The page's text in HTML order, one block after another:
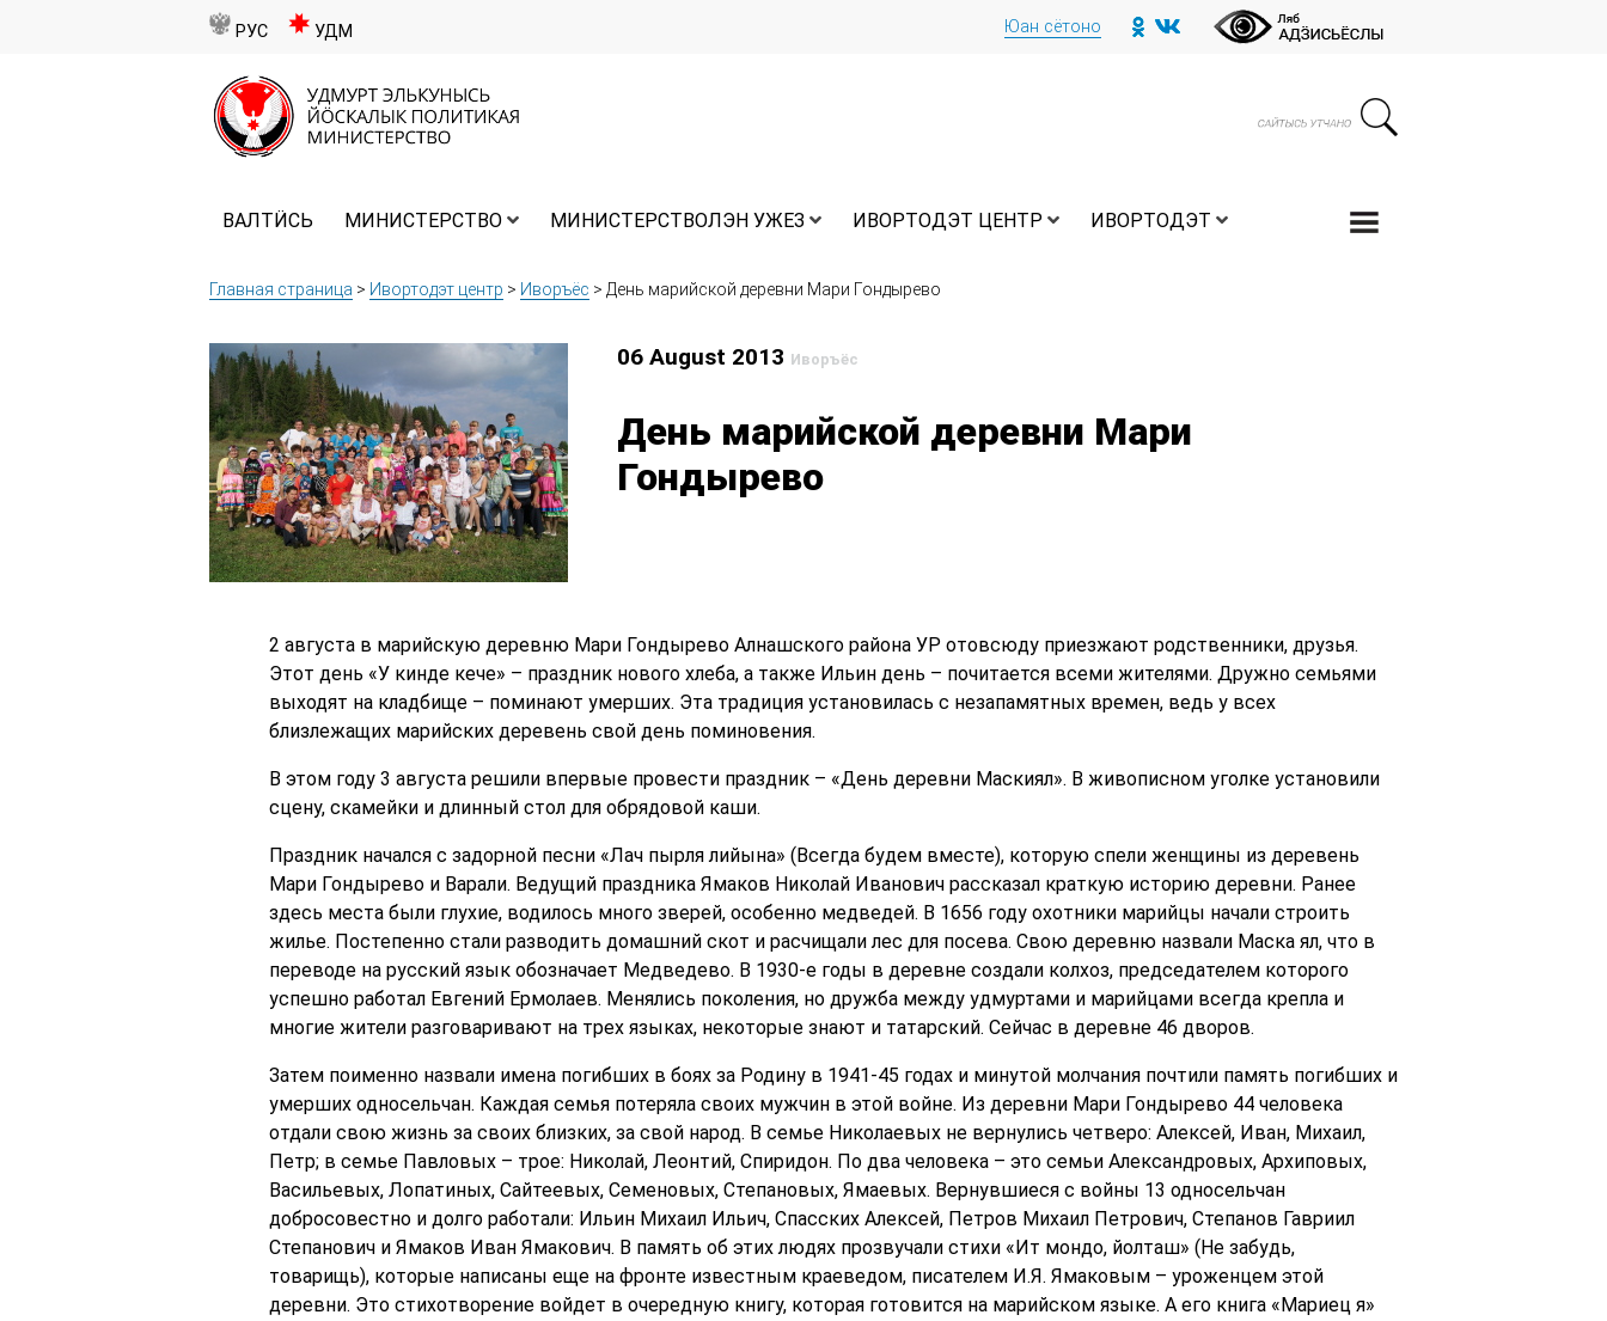
РУС УДМ Юан сётоно
ВАЛТӤСЬ МИНИСТЕРСТВО МИНИСТЕРСТВОЛЭН УЖЕЗ ИВОРТОДЭТ ЦЕНТР ИВОРТОДЭТ
Главная страница > Ивортодэт центр > Иворъёс > День марийской деревни Мари Гондырево
06 August 2013 Иворъёс
День марийской деревни Мари
Гондырево
2 августа в марийскую деревню Мари Гондырево Алнашского района УР отовсюду приезжают родственники, друзья.
Этот день «У кинде кече» – праздник нового хлеба, а также Ильин день – почитается всеми жителями. Дружно семьями
выходят на кладбище – поминают умерших. Эта традиция установилась с незапамятных времен, ведь у всех
близлежащих марийских деревень свой день поминовения.
В этом году 3 августа решили впервые провести праздник – «День деревни Маскиял». В живописном уголке установили
сцену, скамейки и длинный стол для обрядовой каши.
Праздник начался с задорной песни «Лач пырля лийына» (Всегда будем вместе), которую спели женщины из деревень
Мари Гондырево и Варали. Ведущий праздника Ямаков Николай Иванович рассказал краткую историю деревни. Ранее
здесь места были глухие, водилось много зверей, особенно медведей. В 1656 году охотники марийцы начали строить
жилье. Постепенно стали разводить домашний скот и расчищали лес для посева. Свою деревню назвали Маска ял, что в
переводе на русский язык обозначает Медведево. В 1930-е годы в деревне создали колхоз, председателем которого
успешно работал Евгений Ермолаев. Менялись поколения, но дружба между удмуртами и марийцами всегда крепла и
многие жители разговаривают на трех языках, некоторые знают и татарский. Сейчас в деревне 46 дворов.
Затем поименно назвали имена погибших в боях за Родину в 1941-45 годах и минутой молчания почтили память погибших и
умерших односельчан. Каждая семья потеряла своих мужчин в этой войне. Из деревни Мари Гондырево 44 человека
отдали свою жизнь за своих близких, за свой народ. В семье Николаевых не вернулись четверо: Алексей, Иван, Михаил,
Петр; в семье Павловых – трое: Николай, Леонтий, Спиридон. По два человека – это семьи Александровых, Архиповых,
Васильевых, Лопатиных, Сайтеевых, Семеновых, Степановых, Ямаевых. Вернувшиеся с войны 13 односельчан
добросовестно и долго работали: Ильин Михаил Ильич, Спасских Алексей, Петров Михаил Петрович, Степанов Гавриил
Степанович и Ямаков Иван Ямакович. В память об этих людях прозвучали стихи «Ит мондо, йолташ» (Не забудь,
товарищь), которые написаны еще на фронте известным краеведом, писателем И.Я. Ямаковым – уроженцем этой
деревни. Это стихотворение войдет в очередную книгу, которая готовится на марийском языке. А его книга «Мариец я»